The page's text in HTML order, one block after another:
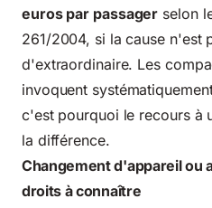
euros par passager selon
261/2004, si la cause n'est
d'extraordinaire. Les
invoquent
c'est pourquoi le recours à
la différence.
Changement d'appareil ou
droits à connaître